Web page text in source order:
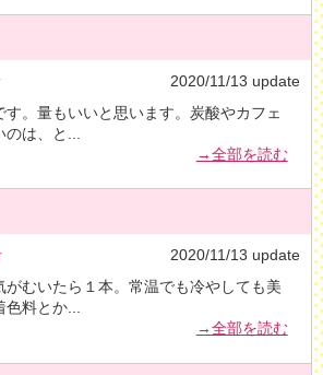
2020/11/13 update
。量もいいと思います。炭酸やカフェ
のは、と
→全部を読む
2020/11/13 update
がむいたら１本。常温でも冷やしても美
色料とか...
→全部を読む